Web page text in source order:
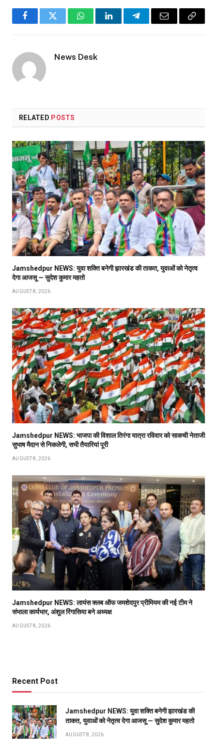
FacebookTwitter WhatsAppLinkedInTelegramEmail
Copy
News Desk
RELATED POSTS
Jamshedpur NEWS: युवा शक्ति बनेगी झारखंड की ताकत, युवाओं को नेतृत्व
देगा आजसू — सुदेश कुमार महतो
AUGUST 8, 2026
Jamshedpur NEWS: भाजपा की विशाल तिरंगा यात्रा रविवार को साकची नेताजी
सुभाष मैदान से निकलेगी, सभी तैयारियां पूरी
AUGUST 8, 2026
Jamshedpur NEWS: लायंस क्लब ऑफ जमशेदपुर प्रीमियम की नई टीम ने
संभाला कार्यभार, अंशुल रिंगासिया बने अध्यक्ष
AUGUST 8, 2026
Recent Post
Jamshedpur NEWS: युवा शक्ति बनेगी झारखंड की
ताकत, युवाओं को नेतृत्व देगा आजसू — सुदेश कुमार महतो
AUGUST 8, 2026